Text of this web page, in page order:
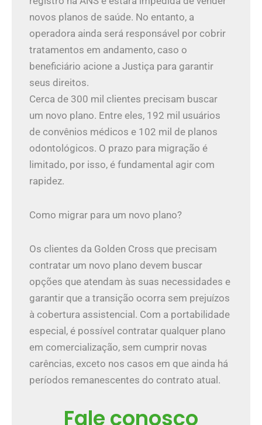
novos planos de saúde. No entanto, a
operadora ainda será responsável por cobrir
tratamentos em andamento, caso o
beneficiário acione a Justiça para garantir
seus direitos.
Cerca de 300 mil clientes precisam buscar
um novo plano. Entre eles, 192 mil usuários
de convênios médicos e 102 mil de planos
odontológicos. O prazo para migração é
limitado, por isso, é fundamental agir com
rapidez.
Como migrar para um novo plano?
Os clientes da Golden Cross que precisam
contratar um novo plano devem buscar
opções que atendam às suas necessidades e
garantir que a transição ocorra sem prejuízos
à cobertura assistencial. Com a portabilidade
especial, é possível contratar qualquer plano
em comercialização, sem cumprir novas
carências, exceto nos casos em que ainda há
períodos remanescentes do contrato atual.
Fale conosco